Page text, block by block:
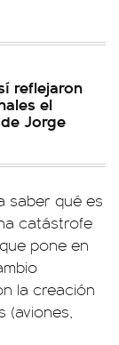
reflejaron
el
Jorge
saber qué es
catástrofe
pone en
la creación
(aviones,